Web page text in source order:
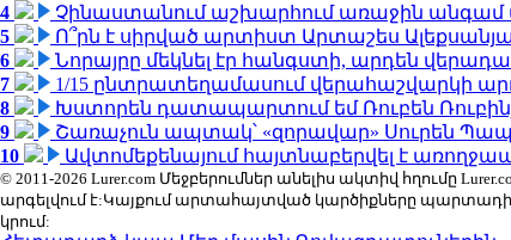
4
Չինաստանում աշխարհում առաջին
5
Ո՞րն է սիրված արտիստ Արտաշես
6
Նորայրը մեկնել էր հանգստի, արդեն
7
1/15 ընտրատեղամասում վերահաշվարկի
8
Խստորեն դատապարտում եմ Ռուբեն
9
Շառաչուն ապտակ՝ «զորավար» Սուրեն
10
Ավտոմեքենայում հայտնաբերվել է
© 2011-2026 Lurer.com Մեջբերումներ անելիս ակտիվ հղումը
արգելվում է:Կայքում արտահայտված կարծիքները
կրում: